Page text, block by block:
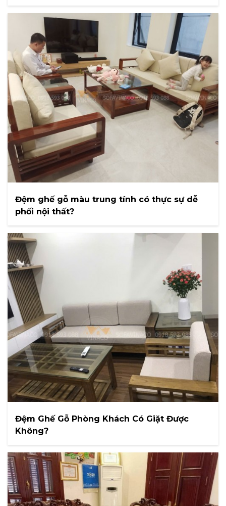
Đệm ghế gỗ màu trung tính có thực sự dễ
phối nội thất?
Đệm Ghế Gỗ Phòng Khách Có Giặt Được
Không?